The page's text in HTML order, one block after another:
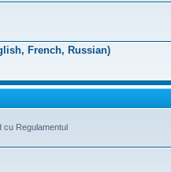
French, Russian)
cu Regulamentul